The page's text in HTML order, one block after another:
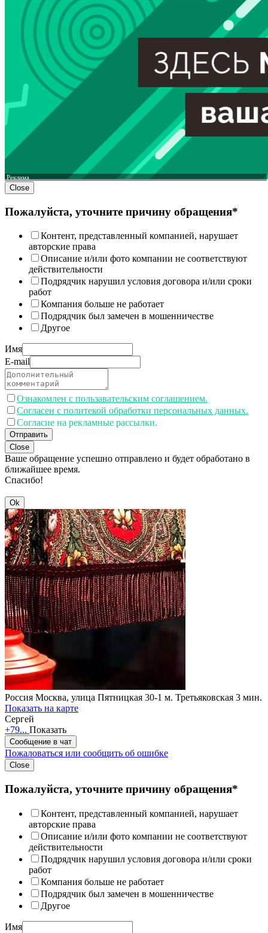
Реклама
Close
Пожалуйста, уточните причину обращения*
Контент, представленный компанией, нарушает
авторские права
Описание и/или фото компании не соответствуют
действительности
Подрядчик нарушил условия договора и/или сроки
работ
Компания больше не работает
Подрядчик был замечен в мошенничестве
Другое
Имя
E-mail
Ознакомлен с пользавательским соглашением.
Согласен с политекой обработки персональных данных.
Согласие на рекламные рассылки.
Отправить
Close
Ваше обращение успешно отправлено и будет обработано в
ближайшее время.
Спасибо!
Ok
Россия Москва, улица Пятницкая 30-1 м. Третьяковская 3 мин.
Показать на карте
Сергей
+79... Показать
Сообщение в чат
Пожаловаться или сообщить об ошибке
Close
Пожалуйста, уточните причину обращения*
Контент, представленный компанией, нарушает
авторские права
Описание и/или фото компании не соответствуют
действительности
Подрядчик нарушил условия договора и/или сроки
работ
Компания больше не работает
Подрядчик был замечен в мошенничестве
Другое
Имя